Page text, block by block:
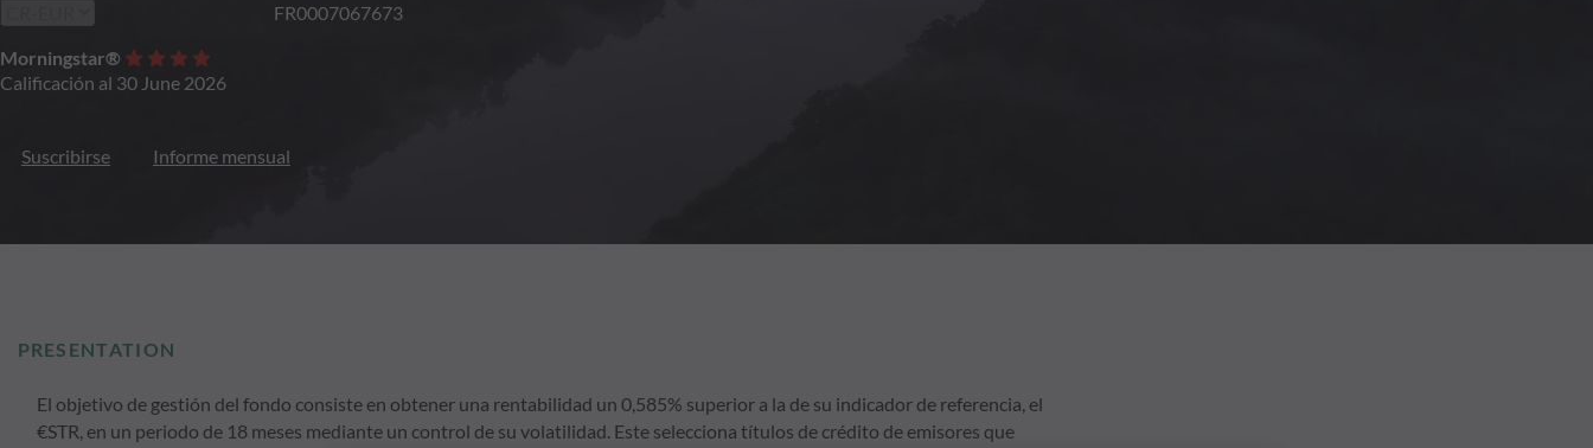
FR0007067673
Morningstar®
Calificación al 30 June 2026
Suscribirse Informe mensual
PRESENTATION
El objetivo de gestión del fondo consiste en obtener una rentabilidad un 0,585% superior a la de su indicador de referencia, el
€STR, en un periodo de 18 meses mediante un control de su volatilidad. Este selecciona títulos de crédito de emisores que